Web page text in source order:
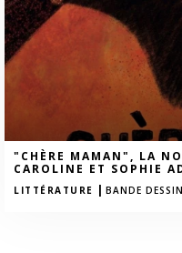
"CHÈRE MAMAN", LA
CAROLINE ET SOPHIE
LITTÉRATURE | BANDE